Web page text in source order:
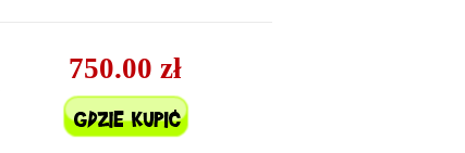
750.00 zł